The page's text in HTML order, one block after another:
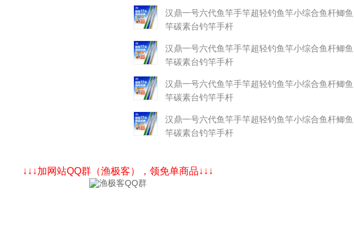
汉鼎一号六代鱼竿手竿超轻钓鱼竿小综合鱼杆鲫鱼
竿碳素台钓竿手杆
汉鼎一号六代鱼竿手竿超轻钓鱼竿小综合鱼杆鲫鱼
竿碳素台钓竿手杆
汉鼎一号六代鱼竿手竿超轻钓鱼竿小综合鱼杆鲫鱼
竿碳素台钓竿手杆
汉鼎一号六代鱼竿手竿超轻钓鱼竿小综合鱼杆鲫鱼
竿碳素台钓竿手杆
↓↓↓加网站QQ群（渔极客），领免单商品↓↓↓